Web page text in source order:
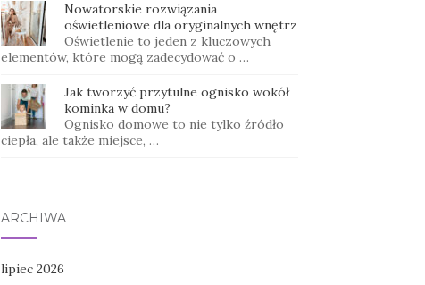
Nowatorskie rozwiązania
oświetleniowe dla oryginalnych wnętrz
Oświetlenie to jeden z kluczowych
elementów, które mogą zadecydować o …
Jak tworzyć przytulne ognisko wokół
kominka w domu?
Ognisko domowe to nie tylko źródło
ciepła, ale także miejsce, …
ARCHIWA
lipiec 2026